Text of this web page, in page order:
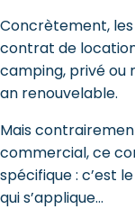
Concrètement,
contrat de
camping, privé ou
an renouvelable.
Mais
commercial, ce
spécifique : c’est
qui s’applique…